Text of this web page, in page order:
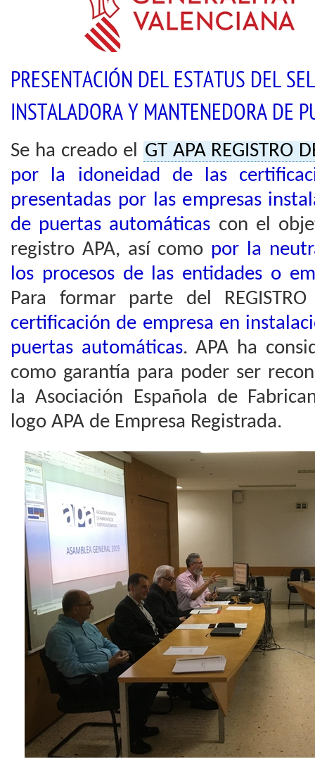
PRESENTACIÓN DEL ESTATUS DEL
INSTALADORA Y MANTENEDORA DE
Se ha creado el GT APA REGISTRO
por la idoneidad de las
presentadas por las empresas
de puertas automáticas con el
registro APA, así como por la
los procesos de las entidades o
Para formar parte del
certificación de empresa en
puertas automáticas. APA ha
como garantía para poder ser
la Asociación Española de
logo APA de Empresa Registrada.